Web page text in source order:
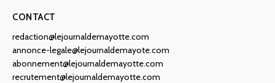
CONTACT
redaction@lejournaldemayotte.com
annonce-legale@lejournaldemayote.com
abonnement@lejournaldemayotte.com
recrutement@lejournaldemayotte.com